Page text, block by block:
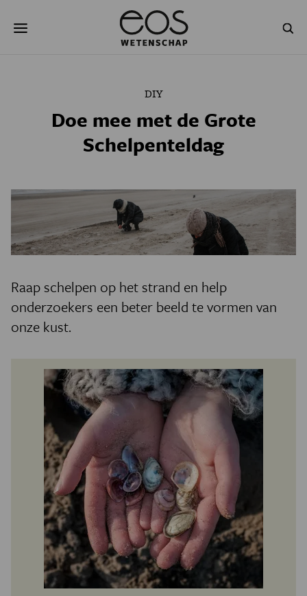
naar
NATUURWETENSCHAPPEN GESCHIEDENIS
AGENDA
JONGE UITDAGERS
DIY
Doe mee met de Grote
Schelpenteldag
Raap schelpen op het strand en help
onderzoekers een beter beeld te vormen van
onze kust.